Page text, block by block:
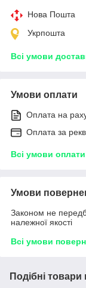
Нова Пошта
Укрпошта
Всі умови
Умови оплати
Оплата на
Оплата за
Всі умови оплати
Умови
Законом не
належної якості
Всі умови
Подібні товари